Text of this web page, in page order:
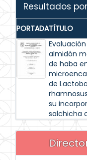
Resultados
PORTADATÍTULO
almidón
de haba
de
su
salchicha